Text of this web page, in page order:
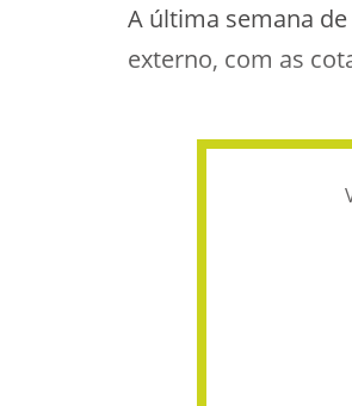
A última semana
externo, com as